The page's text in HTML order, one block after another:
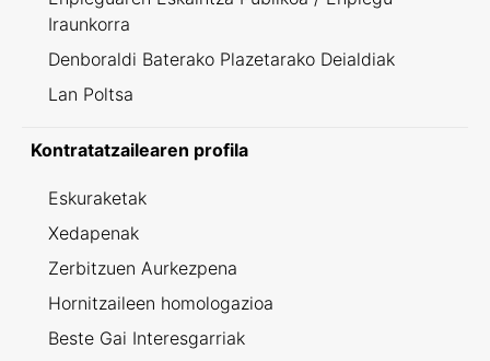
Iraunkorra
Denboraldi Baterako Plazetarako Deialdiak
Lan Poltsa
Kontratatzailearen profila
Eskuraketak
Xedapenak
Zerbitzuen Aurkezpena
Hornitzaileen homologazioa
Beste Gai Interesgarriak